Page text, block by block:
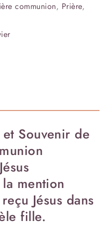
communion, Prière,
Souvenir de
mention
Jésus dans
fille.